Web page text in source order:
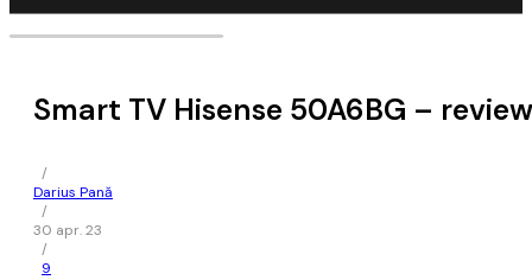
Smart TV Hisense 50A6BG – review
/
Darius Pană
/
30 apr. 23
/
9